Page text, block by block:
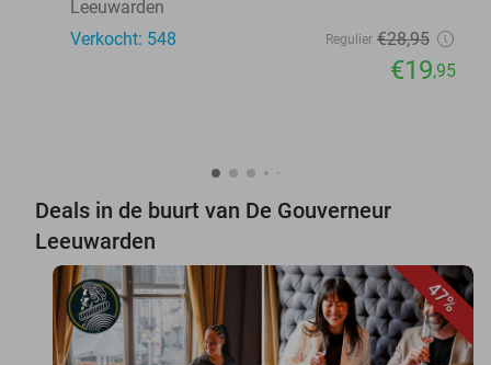
Leeuwarden
Verkocht: 548
Regulier €28,95
€19,95
Deals in de buurt van De Gouverneur
Leeuwarden
47%